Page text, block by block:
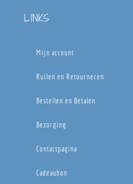
LINKS
Mijn account
Ruilen en Retourneren
Bestellen en Betalen
Bezorging
Contactpagina
Cadeaubon